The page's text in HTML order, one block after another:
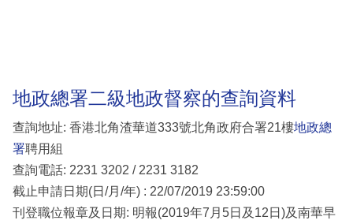
地政總署二級地政督察的查詢資料
查詢地址: 香港北角渣華道333號北角政府合署21樓地政總
署聘用組
查詢電話: 2231 3202 / 2231 3182
截止申請日期(日/月/年) : 22/07/2019 23:59:00
刊登職位報章及日期: 明報(2019年7月5日及12日)及南華早